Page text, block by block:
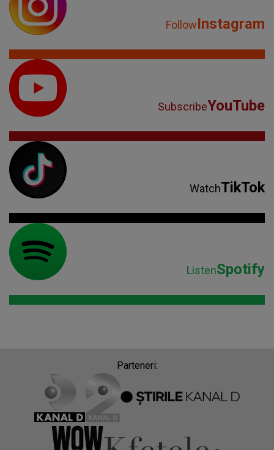
FollowInstagram
SubscribeYouTube
WatchTikTok
ListenSpotify
Parteneri: